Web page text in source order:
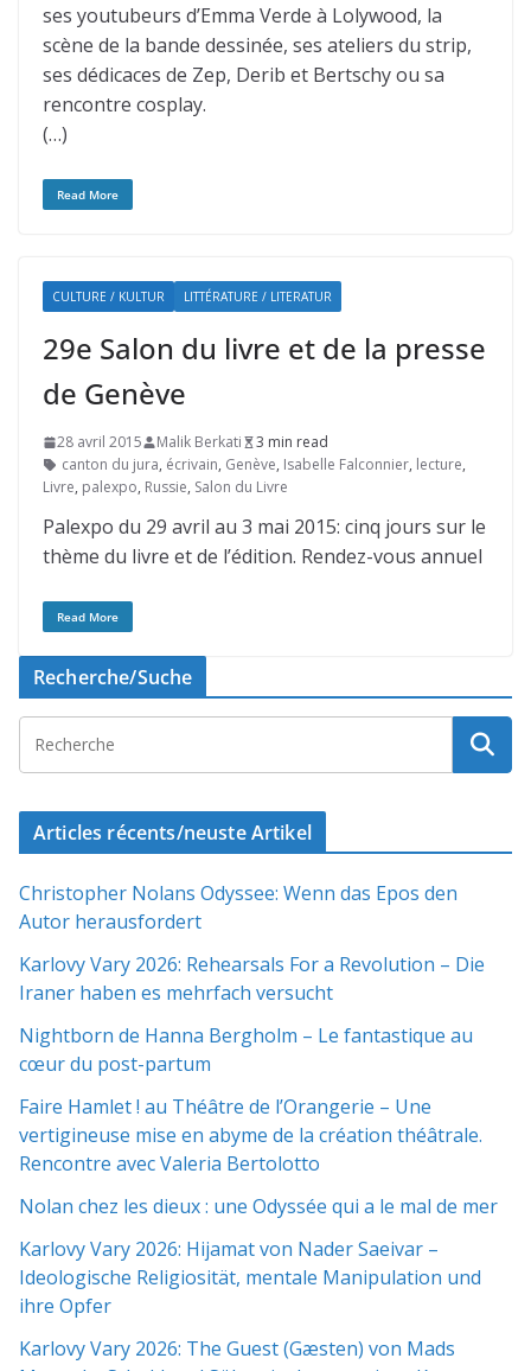
ses youtubeurs d’Emma Verde à Lolywood, la
scène de la bande dessinée, ses ateliers du strip,
ses dédicaces de Zep, Derib et Bertschy ou sa
rencontre cosplay.
(…)
Read More
CULTURE / KULTUR LITTÉRATURE / LITERATUR
29e Salon du livre et de la presse
de Genève
28 avril 2015 Malik Berkati
3 min read
canton du jura, écrivain, Genève, Isabelle Falconnier, lecture,
Livre, palexpo, Russie, Salon du Livre
Palexpo du 29 avril au 3 mai 2015: cinq jours sur le
thème du livre et de l’édition. Rendez-vous annuel
Read More
Recherche/Suche
Articles récents/neuste Artikel
Christopher Nolans Odyssee: Wenn das Epos den
Autor herausfordert
Karlovy Vary 2026: Rehearsals For a Revolution – Die
Iraner haben es mehrfach versucht
Nightborn de Hanna Bergholm – Le fantastique au
cœur du post-partum
Faire Hamlet ! au Théâtre de l’Orangerie – Une
vertigineuse mise en abyme de la création théâtrale.
Rencontre avec Valeria Bertolotto
Nolan chez les dieux : une Odyssée qui a le mal de mer
Karlovy Vary 2026: Hijamat von Nader Saeivar​​ –
Ideologische Religiosität, mentale Manipulation und
ihre Opfer
Karlovy Vary 2026: The Guest (Gæsten) von Mads